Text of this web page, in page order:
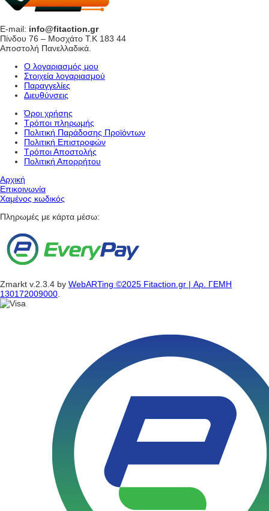
E-mail: info@fitaction.gr
Πίνδου 76 – Μοσχάτο Τ.Κ 183 44
Αποστολή Πανελλαδικά.
Ο λογαριασμός μου
Στοιχεία λογαριασμού
Παραγγελίες
Διευθύνσεις
Όροι χρήσης
Τρόποι πληρωμής
Πολιτική Παράδοσης Προϊόντων
Πολιτική Επιστροφών
Τρόποι Αποστολής
Πολιτική Απορρήτου
Αρχική
Επικοινωνία
Χαμένος κωδικός
Πληρωμές με κάρτα μέσω:
Zmarkt v.2.3.4 by WebARTing ©2025 Fitaction.gr | Αρ. ΓΕΜΗ
130172009000